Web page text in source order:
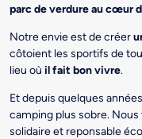
parc de verdure au cœur
Notre envie est de créer
côtoient les sportifs de
lieu où il fait bon vivre.
Et depuis quelques
camping plus sobre.
solidaire et reponsable